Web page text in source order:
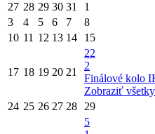
27 28 29 30 31 1
3
4 5 6 7 8
10 11 12 13 14 15
17 18 19 20 21
22
2
Finálové kolo
Zobraziť
24 25 26 27 28 29
5